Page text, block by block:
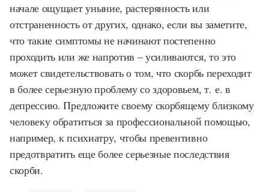
начале ощущает уныние, растерянность или
отстраненность от других, однако, если вы заметите,
что такие симптомы не начинают постепенно
проходить или же напротив – усиливаются, то это
может свидетельствовать о том, что скорбь переходит
в более серьезную проблему со здоровьем, т. е. в
депрессию. Предложите своему скорбящему близкому
человеку обратиться за профессиональной помощью,
например, к психиатру, чтобы превентивно
предотвратить еще более серьезные последствия
скорби.